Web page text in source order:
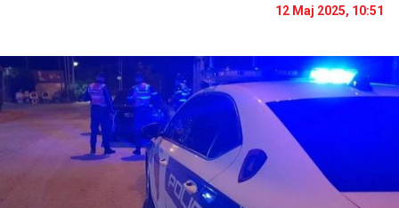
12 Maj 2025, 10:51